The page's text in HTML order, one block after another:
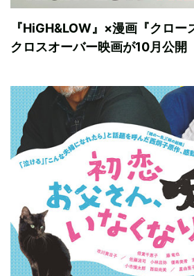
『HiGH&LOW』×漫画『クロ
クロスオーバー映画が10月公開